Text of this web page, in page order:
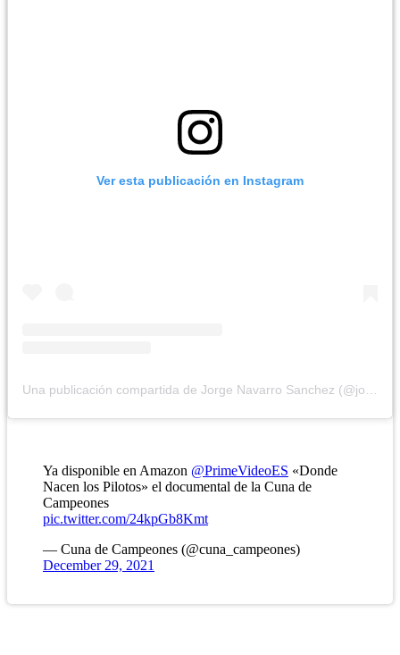
Ver esta publicación en Instagram
Ya disponible en Amazon @PrimeVideoES «Donde
Nacen los Pilotos» el documental de la Cuna de
Campeones
pic.twitter.com/24kpGb8Kmt
— Cuna de Campeones (@cuna_campeones)
December 29, 2021